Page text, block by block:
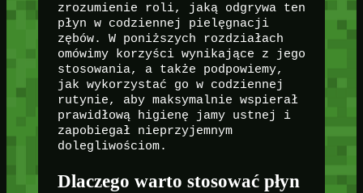
zrozumienie roli, jaką odgrywa ten
płyn w codziennej pielęgnacji
zębów. W poniższych rozdziałach
omówimy korzyści wynikające z jego
stosowania, a także podpowiemy,
jak wykorzystać go w codziennej
rutynie, aby maksymalnie wspierał
prawidłową higienę jamy ustnej i
zapobiegał nieprzyjemnym
dolegliwościom.
Dlaczego warto stosować płyn